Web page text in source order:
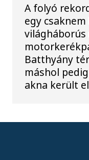
A folyó
egy
világháborús
Batthyány
máshol
akna került